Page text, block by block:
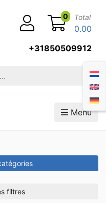
+31850509912
0 Total
0.00
Menu
filtres